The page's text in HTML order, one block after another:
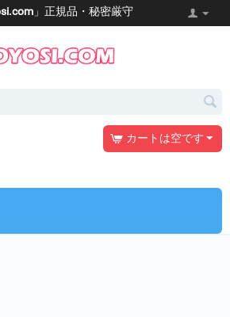
」正規品・秘密厳守
カートは空です